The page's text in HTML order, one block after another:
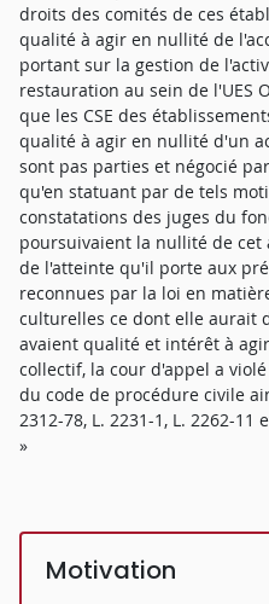
droits des comités de ces
qualité à agir en nullité de
portant sur la gestion de
restauration au sein de l'UES
que les CSE des
qualité à agir en nullité d'un
sont pas parties et négocié
qu'en statuant par de tels
constatations des juges du
poursuivaient la nullité de
de l'atteinte qu'il porte aux
reconnues par la loi en
culturelles ce dont elle aurait
avaient qualité et intérêt à
collectif, la cour d'appel a
du code de procédure civile
2312-78, L. 2231-1, L. 2262-
»
Motivation